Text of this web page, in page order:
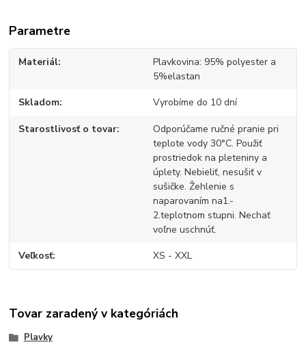
Parametre
Materiál
Plavkovina: 95% polyester a
5%elastan
Skladom Vyrobíme do 10 dní
Starostlivosť o tovar
Odporúčame ručné pranie pri
teplote vody 30°C. Použiť
prostriedok na pleteniny a
úplety. Nebieliť, nesušiť v
sušičke. Žehlenie s
naparovaním na1.-
2.teplotnom stupni. Nechať
voľne uschnúť.
Veľkosť XS - XXL
Tovar zaradený v kategóriách
Plavky